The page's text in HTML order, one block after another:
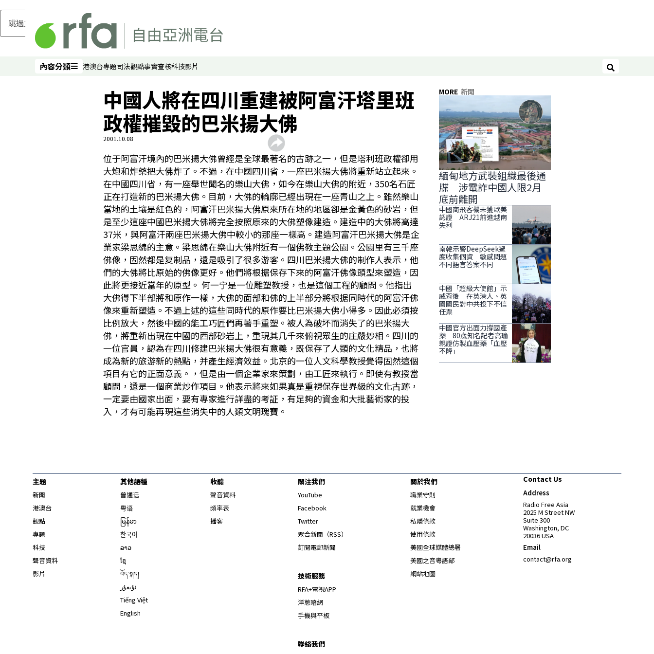
跳過主要內容
內容分類
內容分類 港澳台專題司法觀點事實查核科技影片 搜尋
財經自由講
香港人自由講
關於我們
聯絡我們
最新廣播頻率
聲音資料
聽眾報料
中國人將在四川重建被阿富汗塔里班
政權摧毀的巴米揚大佛
2001.10.08
位于阿富汗境內的巴米揚大佛曾經是全球最著名的古跡之一，但是塔利班政權卻用
大炮和炸藥把大佛炸了。不過，在中國四川省，一座巴米揚大佛將重新站立起來。
在中國四川省，有一座舉世聞名的樂山大佛，如今在樂山大佛的附近，350名石匠
正在打造新的巴米揚大佛。目前，大佛的輪廓已經出現在一座青山之上。雖然樂山
當地的土壤是紅色的，阿富汗巴米揚大佛原來所在地的地區卻是金黃色的砂岩，但
是至少這座中國巴米揚大佛將完全按照原來的大佛塑像建造。建造中的大佛將高達
37米，與阿富汗兩座巴米揚大佛中較小的那座一樣高。建造阿富汗巴米揚大佛是企
業家梁思綿的主意。梁思綿在樂山大佛附近有一個佛教主題公園。公園里有三千座
佛像，固然都是复制品，還是吸引了很多游客。四川巴米揚大佛的制作人表示，他
們的大佛將比原始的佛像更好。他們將根据保存下來的阿富汗佛像頭型來塑造，因
此將更接近當年的原型。 何一宁是一位雕塑教授，也是這個工程的顧問。他指出
大佛得下半部將和原作一樣，大佛的面部和佛的上半部分將根据同時代的阿富汗佛
像來重新塑造。不過上述的這些同時代的原作要比巴米揚大佛小得多。因此必須按
比例放大，然後中國的能工巧匠們再著手重塑。被人為破坏而消失了的巴米揚大
佛，將重新出現在中國的西部砂岩上，重現其几千來俯視眾生的庄嚴妙相。四川的
一位官員，認為在四川修建巴米揚大佛很有意義，既保存了人類的文化精品，也將
成為新的旅游新的熱點，并產生經濟效益。北京的一位人文科學教授覺得固然這個
項目有它的正面意義。，但是由一個企業家來策劃，由工匠來執行。即使有教授當
顧問，還是一個商業炒作項目。他表示將來如果真是重視保存世界級的文化古跡，
一定要由國家出面，要有專家進行詳盡的考証，有足夠的資金和大批藝術家的投
入，才有可能再現這些消失中的人類文明瑰寶。
MORE 新聞
緬甸地方武裝組織最後通
牒 涉電詐中國人限2月
底前離開
中國商飛客機未獲歐美
認證 ARJ21前進越南
失利
南韓示警DeepSeek過
度收集個資 敏感問題
不同語言答案不同
中國「超級大使館」示
威背後 在英港人、英
國國民對中共投下不信
任票
中國官方出面力撐國產
藥 80歲知名記者高瑜
親證仿製血壓藥「血壓
不降」
主題
新聞
港澳台
觀點
專題
科技
聲音資料
影片
其他語種
普通话
粤语
မြန်မာ
한국어
ລາວ
ខ្មែ
བོད་སྐད།
ئۇيغۇر
Tiếng Việt
English
收聽
聲音資料
頻率表
播客
關注我們
YouTube
Facebook
Twitter
聚合新聞（RSS）
訂閱電郵新聞
技術服務
RFA+電視APP
洋蔥暗網
手機與平板
聯絡我們
關於我們
職業守則
就業機會
私隱條款
使用條款
美國全球媒體總署 Opens in new window
美國之音粵語部Opens in new window
網站地圖Opens in new window
Contact Us
Address
Radio Free Asia
2025 M Street NW
Suite 300
Washington, DC
20036 USA
Email
contact@rfa.org